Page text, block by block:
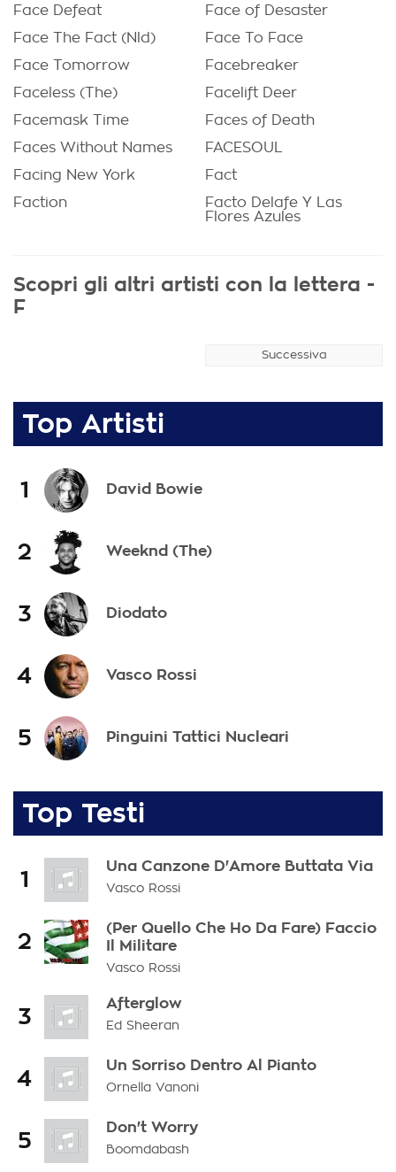
Face Defeat
Face of Desaster
Face The Fact (Nld)
Face To Face
Face Tomorrow
Facebreaker
Faceless (The)
Facelift Deer
Facemask Time
Faces of Death
Faces Without Names
FACESOUL
Facing New York
Fact
Faction
Facto Delafe Y Las
Flores Azules
Scopri gli altri artisti con la lettera -
F
Successiva
Top Artisti
1 David Bowie
2 Weeknd (The)
3 Diodato
4 Vasco Rossi
5 Pinguini Tattici Nucleari
Top Testi
1 Una Canzone D'Amore Buttata Via
Vasco Rossi
2
(Per Quello Che Ho Da Fare) Faccio
Il Militare
Vasco Rossi
3 Afterglow
Ed Sheeran
4 Un Sorriso Dentro Al Pianto
Ornella Vanoni
5 Don't Worry
Boomdabash